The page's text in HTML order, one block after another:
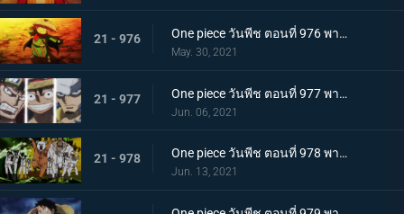
21 - 976 One piece วันพีช ตอนที่ 976 พากย์ไทย กลับสู่ปัจจุบัน! 20 ปีต่อมา
May. 30, 2021
21 - 977 One piece วันพีช ตอนที่ 977 พากย์ไทย ทะเลมีไว้สำหรับโจรสลัด! บุก! มุ่งสู่โอนิกาชิมะ
Jun. 06, 2021
21 - 978 One piece วันพีช ตอนที่ 978 พากย์ไทย รุ่นที่เลวร้ายที่สุดมาแล้ว! การต่อสู้กลางทะเลอันดุเดือด
Jun. 13, 2021